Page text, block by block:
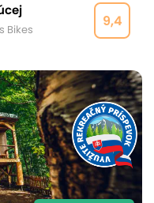
9,4
Bikes